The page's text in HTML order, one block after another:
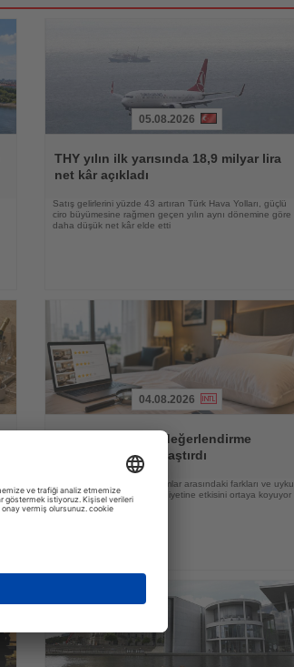
Oku
05.08.2026
THY yılın ilk yarısında 18,9 milyar lira
net kâr açıkladı
Satış gelirlerini yüzde 43 artıran Türk Hava Yolları, güçlü
ciro büyümesine rağmen geçen yılın aynı dönemine göre
daha düşük net kâr elde etti
04.08.2026
Araştırma 20 otel değerlendirme
platformunu karşılaştırdı
Yeni meta sıralama, platformlar arasındaki farkları ve uyku
konforunun misafir memnuniyetine etkisini ortaya koyuyor